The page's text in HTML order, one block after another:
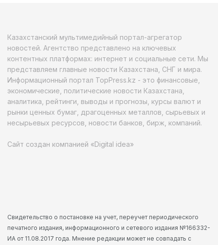
Казахстанский мультимедийный портал-агрегатор
новостей. Агентство представлено на ключевых
контентных платформах: интернет и социальные сети. Мы
представляем главные новости Казахстана, СНГ и мира.
Информационный портал TopPress.kz - это финансовые,
экономические, политические новости Казахстана,
аналитика, рейтинги, выводы и прогнозы, курсы валют и
рынки ценных бумаг, драгоценных металлов, сырьевых и
несырьевых ресурсов, новости банков, бирж, компаний.
Сайт создан компанией «Digital idea»
Свидетельство о постановке на учет, переучет периодического
печатного издания, информационного и сетевого издания №166332-
ИА от 11.08.2017 года. Мнение редакции может не совпадать с